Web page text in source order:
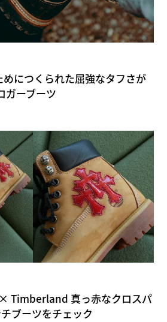
めにつくられた屈強なタフさが
ガーブーツ
× Timberland 真っ赤なクロスパ
ブーツをチェック